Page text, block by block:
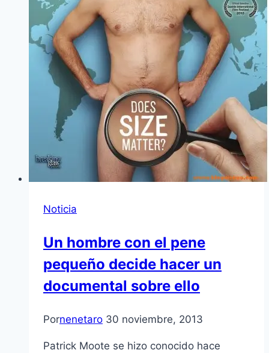
Noticia
Un hombre con el pene
pequeño decide hacer un
documental sobre ello
Pornenetaro 30 noviembre, 2013
Patrick Moote se hizo conocido hace